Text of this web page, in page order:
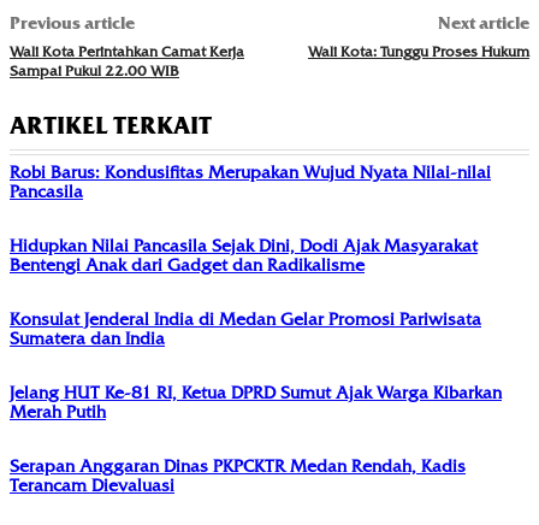
Previous article
Wali Kota Perintahkan Camat Kerja
Sampai Pukul 22.00 WIB
Next article
Wali Kota: Tunggu Proses Hukum
ARTIKEL TERKAIT
Robi Barus: Kondusifitas Merupakan Wujud Nyata Nilai-nilai
Pancasila
Hidupkan Nilai Pancasila Sejak Dini, Dodi Ajak Masyarakat
Bentengi Anak dari Gadget dan Radikalisme
Konsulat Jenderal India di Medan Gelar Promosi Pariwisata
Sumatera dan India
Jelang HUT Ke-81 RI, Ketua DPRD Sumut Ajak Warga Kibarkan
Merah Putih
Serapan Anggaran Dinas PKPCKTR Medan Rendah, Kadis
Terancam Dievaluasi